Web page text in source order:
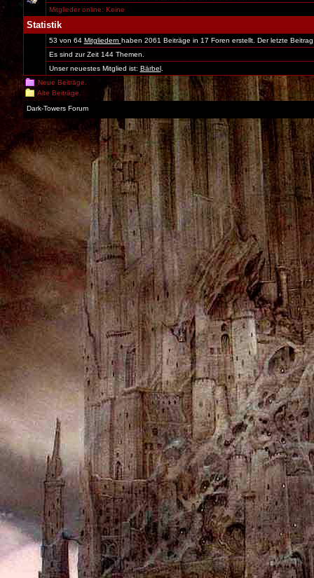
Mitglieder online: Keine
Statistik
53 von 64 Mitgliedern haben 2061 Beiträge in 17 Foren erstellt. Der letzte
Es sind zur Zeit 144 Themen.
Unser neuestes Mitglied ist: Bärbel.
Neue Beiträge.
Alte Beiträge.
Dark-Towers Forum